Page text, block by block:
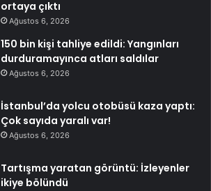
ortaya çıktı
Ağustos 6, 2026
150 bin kişi tahliye edildi: Yangınları
durduramayınca atları saldılar
Ağustos 6, 2026
İstanbul’da yolcu otobüsü kaza yaptı:
Çok sayıda yaralı var!
Ağustos 6, 2026
Tartışma yaratan görüntü: İzleyenler
ikiye bölündü